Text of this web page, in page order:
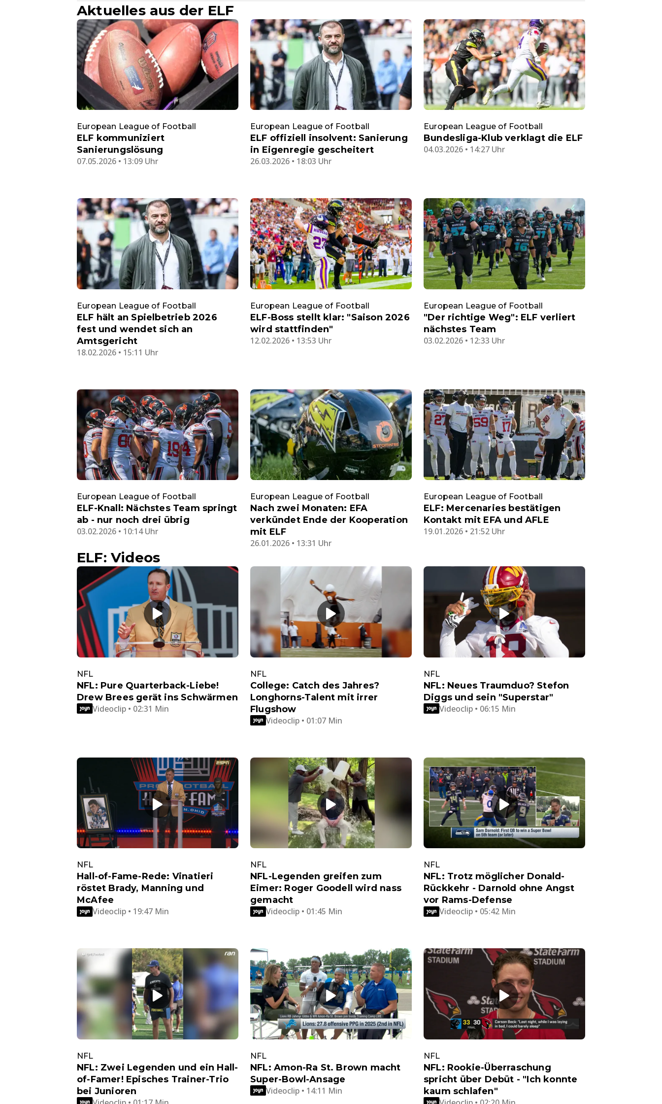
Aktuelles aus der ELF
European League of Football
ELF kommuniziert
Sanierungslösung
07.05.2026 • 13:09 Uhr
European League of Football
ELF offiziell insolvent: Sanierung
in Eigenregie gescheitert
26.03.2026 • 18:03 Uhr
European League of Football
Bundesliga-Klub verklagt die ELF
04.03.2026 • 14:27 Uhr
European League of Football
ELF hält an Spielbetrieb 2026
fest und wendet sich an
Amtsgericht
18.02.2026 • 15:11 Uhr
European League of Football
ELF-Boss stellt klar: "Saison 2026
wird stattfinden"
12.02.2026 • 13:53 Uhr
European League of Football
"Der richtige Weg": ELF verliert
nächstes Team
03.02.2026 • 12:33 Uhr
European League of Football
ELF-Knall: Nächstes Team springt
ab - nur noch drei übrig
03.02.2026 • 10:14 Uhr
European League of Football
Nach zwei Monaten: EFA
verkündet Ende der Kooperation
mit ELF
26.01.2026 • 13:31 Uhr
European League of Football
ELF: Mercenaries bestätigen
Kontakt mit EFA und AFLE
19.01.2026 • 21:52 Uhr
ELF: Videos
NFL
NFL: Pure Quarterback-Liebe!
Drew Brees gerät ins Schwärmen
Videoclip • 02:31 Min
NFL
College: Catch des Jahres?
Longhorns-Talent mit irrer
Flugshow
Videoclip • 01:07 Min
NFL
NFL: Neues Traumduo? Stefon
Diggs und sein "Superstar"
Videoclip • 06:15 Min
NFL
Hall-of-Fame-Rede: Vinatieri
röstet Brady, Manning und
McAfee
Videoclip • 19:47 Min
NFL
NFL-Legenden greifen zum
Eimer: Roger Goodell wird nass
gemacht
Videoclip • 01:45 Min
NFL
NFL: Trotz möglicher Donald-
Rückkehr - Darnold ohne Angst
vor Rams-Defense
Videoclip • 05:42 Min
NFL
NFL: Zwei Legenden und ein Hall-
of-Famer! Episches Trainer-Trio
bei Junioren
NFL
NFL: Amon-Ra St. Brown macht
Super-Bowl-Ansage
Videoclip • 14:11 Min
NFL
NFL: Rookie-Überraschung
spricht über Debüt - "Ich konnte
kaum schlafen"